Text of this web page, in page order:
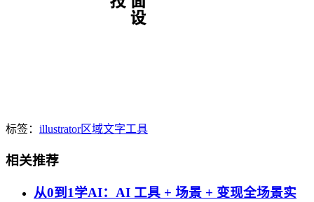
标签： illustrator区域文字工具
相关推荐
从0到1学AI：AI 工具 + 场景 + 变现全场景实